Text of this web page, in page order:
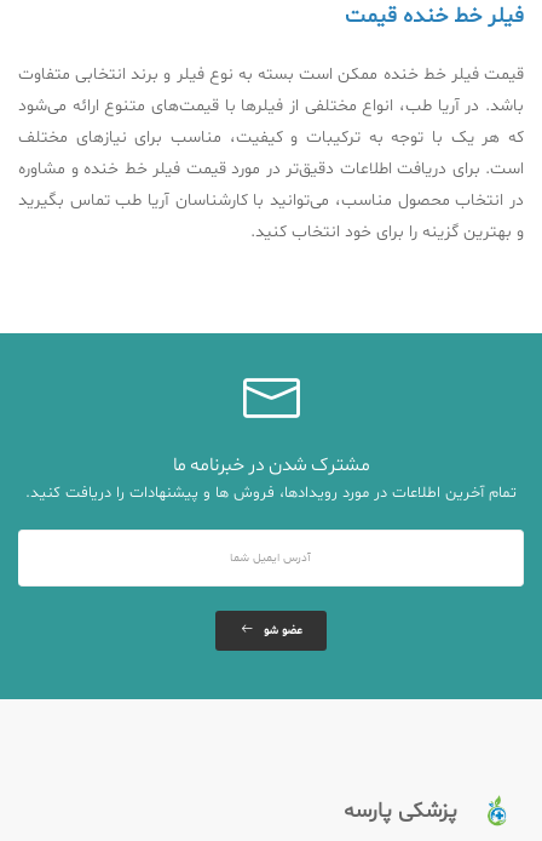
فیلر خط خنده قیمت
قیمت فیلر خط خنده ممکن است بسته به نوع فیلر و برند انتخابی متفاوت
باشد. در آریا طب، انواع مختلفی از فیلرها با قیمت‌های متنوع ارائه می‌شود
که هر یک با توجه به ترکیبات و کیفیت، مناسب برای نیازهای مختلف
است. برای دریافت اطلاعات دقیق‌تر در مورد قیمت فیلر خط خنده و مشاوره
در انتخاب محصول مناسب، می‌توانید با کارشناسان آریا طب تماس بگیرید
و بهترین گزینه را برای خود انتخاب کنید.
مشترک شدن در خبرنامه ما
تمام آخرین اطلاعات در مورد رویدادها، فروش ها و پیشنهادات را دریافت کنید.
عضو شو
پزشکی پارسه